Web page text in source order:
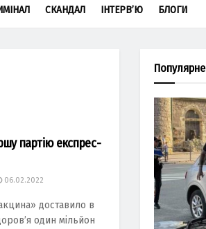
СКАНДАЛ ІНТЕРВ’Ю БЛОГИ
партію експрес-
06.02.2022
доставило в
один мільйон
Популярне